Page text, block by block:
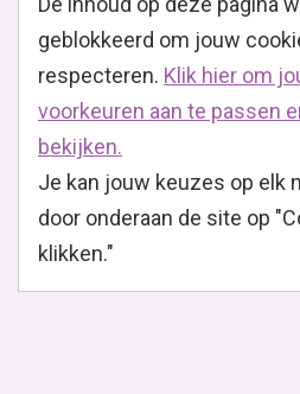
geblokkeerd om jouw
respecteren. Klik hier om
voorkeuren aan te passen
bekijken.
Je kan jouw keuzes op elk
door onderaan de site op
klikken."